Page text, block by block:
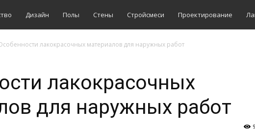
Дизайн Полы Стены Стройсмеси Проектирование
лакокрасочных материалов для наружных работ
лакокрасочных
для наружных работ